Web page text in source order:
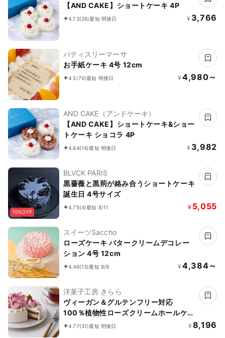
【AND CAKE】ショートケーキ 4P
4.73(26)最短 明後日 ¥ 3,766
パティスリーマーサ
お手紙ケーキ 4号 12cm
4.5(70)最短 明後日 ¥ 4,980～
AND CAKE（アンドケーキ）
【AND CAKE】ショートケーキ&ショー
トケーキ ショコラ 4P
4.64(14)最短 明後日 ¥ 3,982
10%OFF
BLVCK PARIS
黒薔薇と黒荊が絡み合うショートケーキ
誕生日 4号サイズ
4.75(4)最短 8/11 ¥ 5,055
スイーツSaccho
ローズケーキ バタークリームデコレー
ション 4号 12cm
4.46(13)最短 8/9 ¥ 4,384～
洋菓子工房 きらら
ヴィーガン＆グルテンフリー対応
100％植物性ローズクリームホールケー
キ 5号 15cm《ヴィーガンスイーツ・ヴ
4.77(31)最短 明後日 ¥ 8,196